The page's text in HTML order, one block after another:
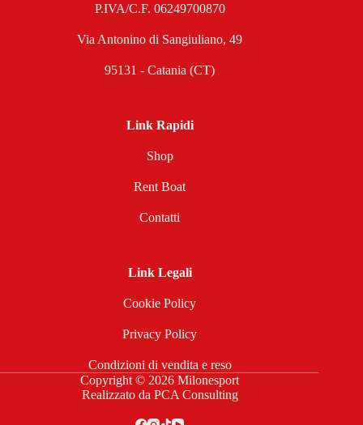
P.IVA/C.F. 06249700870
Via Antonino di Sangiuliano, 49
95131 - Catania (CT)
Link Rapidi
Shop
Rent Boat
Contatti
Link Legali
Cookie Policy
Privacy Policy
Condizioni di vendita e reso
Copyright © 2026 Milonesport
Realizzato da PCA Consulting